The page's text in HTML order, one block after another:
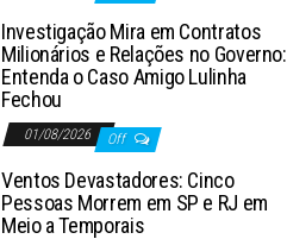
Investigação Mira em Contratos
Milionários e Relações no Governo:
Entenda o Caso Amigo Lulinha
Fechou
01/08/2026 Off
Ventos Devastadores: Cinco
Pessoas Morrem em SP e RJ em
Meio a Temporais